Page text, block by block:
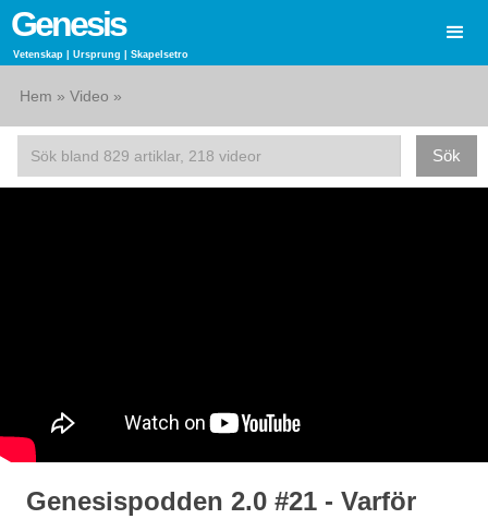
Genesis
Vetenskap | Ursprung | Skapelsetro
Hem » Video »
Genesispodden 2.0 #21 - Varför